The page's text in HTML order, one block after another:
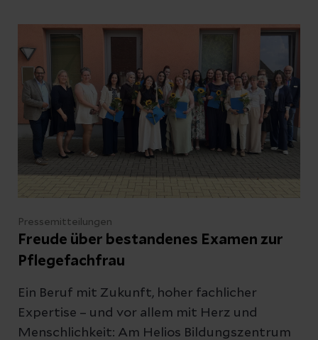
aufgegriffen, Lösungen erarbeitet und ihre
Ergebnisse im Rahmen eines Praxisforums
vorgestellt. Dabei standen Themen wie
Theorie-Praxis-Transfer, Kommunikation,
Übergaben und die Begleitung neuer
Mitarbeitender im Fokus.
Pressemitteilungen
Freude über bestandenes Examen zur
Pflegefachfrau
Ein Beruf mit Zukunft, hoher fachlicher
Expertise – und vor allem mit Herz und
Menschlichkeit: Am Helios Bildungszentrum